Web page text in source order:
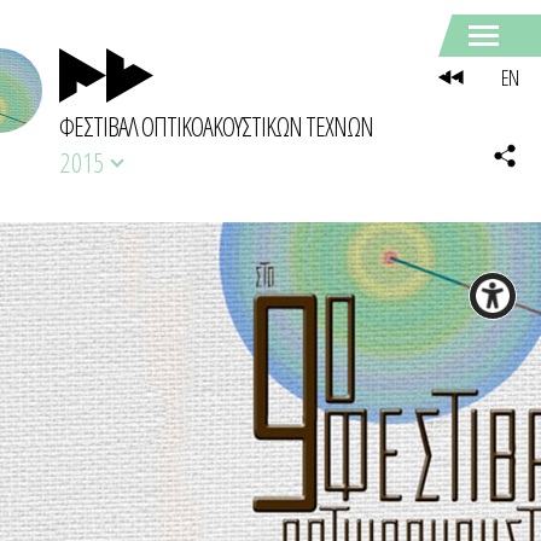
ΦΕΣΤΙΒΑΛ ΟΠΤΙΚΟΑΚΟΥΣΤΙΚΩΝ ΤΕΧΝΩΝ
2015
EN